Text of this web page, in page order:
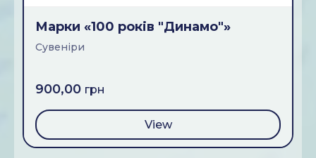
Марки «100 рокiв "Динамо"»
Сувенiри
900,00 грн
View